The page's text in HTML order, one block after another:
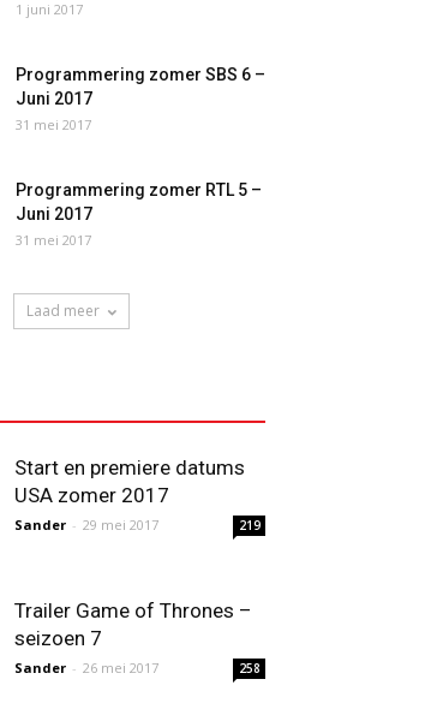
1 juni 2017
Programmering zomer SBS 6 –
Juni 2017
31 mei 2017
Programmering zomer RTL 5 –
Juni 2017
31 mei 2017
Laad meer
Start en premiere datums
USA zomer 2017
Sander - 29 mei 2017 219
Trailer Game of Thrones –
seizoen 7
Sander - 26 mei 2017 258